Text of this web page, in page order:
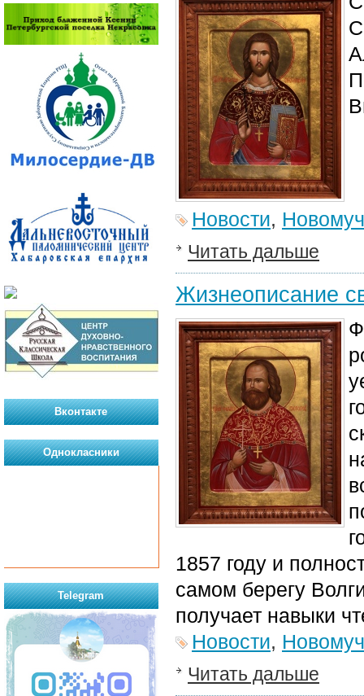
Новости,
Читать дальше
Жизнеописание
1857 году и
самом берегу
получает навыки
Новости,
Читать дальше
Вконтакте
Однокласники
Telegram